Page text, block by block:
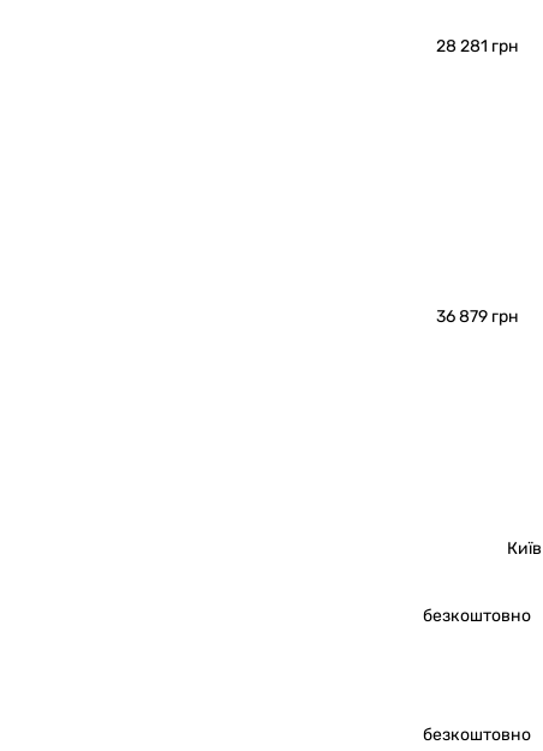
28 281 грн
36 879 грн
Київ
безкоштовно
безкоштовно